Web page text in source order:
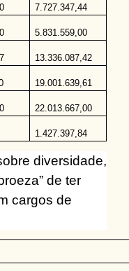
7.727.347,44
5.831.559,00
13.336.087,42
19.001.639,61
22.013.667,00
1.427.397,84
diversidade,
de ter
cargos de